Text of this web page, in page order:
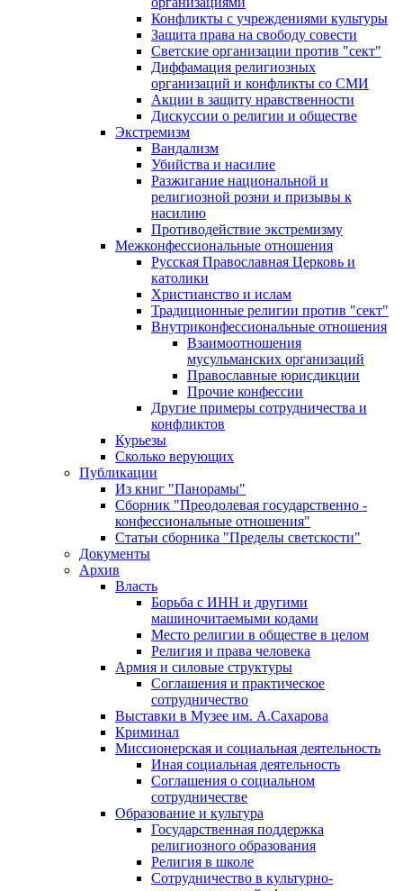
Конфликты с учреждениями культуры
Защита права на свободу совести
Светские организации против "сект"
Диффамация религиозных
организаций и конфликты со СМИ
Акции в защиту нравственности
Дискуссии о религии и обществе
Экстремизм
Вандализм
Убийства и насилие
Разжигание национальной и
религиозной розни и призывы к
насилию
Противодействие экстремизму
Межконфессиональные отношения
Русская Православная Церковь и
католики
Христианство и ислам
Традиционные религии против "сект"
Внутриконфессиональные отношения
Взаимоотношения
мусульманских организаций
Православные юрисдикции
Прочие конфессии
Другие примеры сотрудничества и
конфликтов
Курьезы
Сколько верующих
Публикации
Из книг "Панорамы"
Сборник "Преодолевая государственно -
конфессиональные отношения"
Статьи сборника "Пределы светскости"
Документы
Архив
Власть
Борьба с ИНН и другими
машиночитаемыми кодами
Место религии в обществе в целом
Религия и права человека
Армия и силовые структуры
Соглашения и практическое
сотрудничество
Выставки в Музее им. А.Сахарова
Криминал
Миссионерская и социальная деятельность
Иная социальная деятельность
Соглашения о социальном
сотрудничестве
Образование и культура
Государственная поддержка
религиозного образования
Религия в школе
Сотрудничество в культурно-